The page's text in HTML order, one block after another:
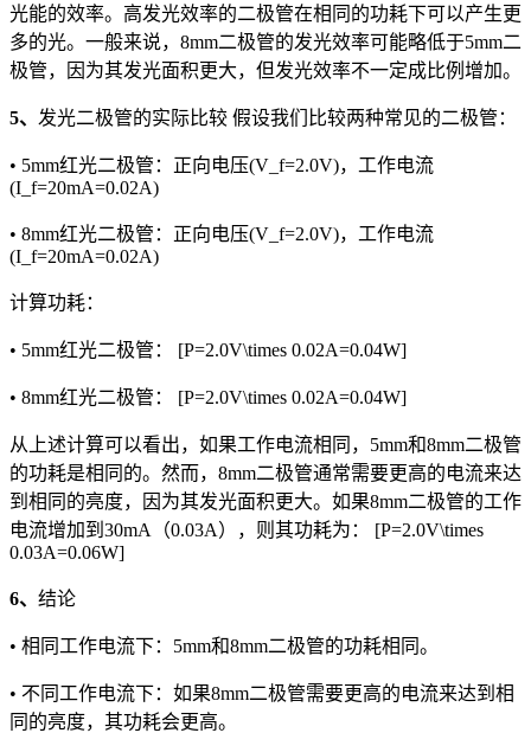
光能的效率。高发光效率的二极管在相同的功耗下可以产生更
多的光。一般来说，8mm二极管的发光效率可能略低于5mm二
极管，因为其发光面积更大，但发光效率不一定成比例增加。
5、 发光二极管的实际比较 假设我们比较两种常见的二极管：
• 5mm红光二极管：正向电压(V_f=2.0V)，工作电流
(I_f=20mA=0.02A)
• 8mm红光二极管：正向电压(V_f=2.0V)，工作电流
(I_f=20mA=0.02A)
计算功耗：
• 5mm红光二极管： [P=2.0V\times 0.02A=0.04W]
• 8mm红光二极管： [P=2.0V\times 0.02A=0.04W]
从上述计算可以看出，如果工作电流相同，5mm和8mm二极管
的功耗是相同的。然而，8mm二极管通常需要更高的电流来达
到相同的亮度，因为其发光面积更大。如果8mm二极管的工作
电流增加到30mA（0.03A），则其功耗为： [P=2.0V\times
0.03A=0.06W]
6、 结论
• 相同工作电流下：5mm和8mm二极管的功耗相同。
• 不同工作电流下：如果8mm二极管需要更高的电流来达到相
同的亮度，其功耗会更高。